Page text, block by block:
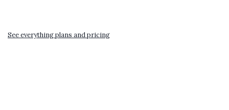
See everything plans and pricing